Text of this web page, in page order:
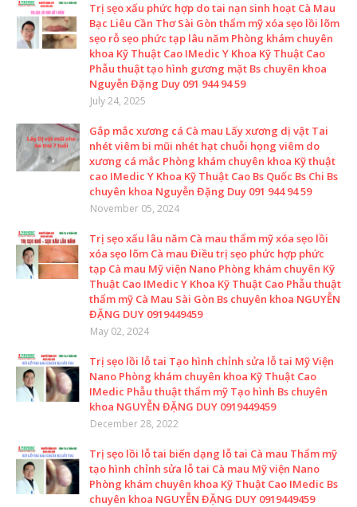
Trị sẹo xấu phức hợp do tai nạn sinh hoạt Cà Mau
Bạc Liêu Cần Thơ Sài Gòn thẩm mỹ xóa sẹo lồi lõm
sẹo rỗ sẹo phức tạp lâu năm Phòng khám chuyên
khoa Kỹ Thuật Cao IMedic Y Khoa Kỹ Thuật Cao
Phẫu thuật tạo hình gương mặt Bs chuyên khoa
Nguyễn Đặng Duy 091 944 94 59
July 24, 2025
Gắp mắc xương cá Cà mau Lấy xương dị vật Tai
nhét viêm bi mũi nhét hạt chuỗi họng viêm do
xương cá mắc Phòng khám chuyên khoa Kỹ thuật
cao IMedic Y Khoa Kỹ Thuật Cao Bs Quốc Bs Chi Bs
chuyên khoa Nguyễn Đặng Duy 091 944 94 59
November 05, 2024
Trị sẹo xấu lâu năm Cà mau thẩm mỹ xóa sẹo lồi
xóa sẹo lõm Cà mau Điều trị sẹo phức hợp phức
tạp Cà mau Mỹ viện Nano Phòng khám chuyên Kỹ
Thuật Cao IMedic Y Khoa Kỹ Thuật Cao Phẫu thuật
thẩm mỹ Cà Mau Sài Gòn Bs chuyên khoa NGUYỄN
ĐẶNG DUY 0919449459
May 02, 2024
Trị sẹo lồi lỗ tai Tạo hình chỉnh sửa lỗ tai Mỹ Viện
Nano Phòng khám chuyên khoa Kỹ Thuật Cao
IMedic Phẫu thuật thẩm mỹ Tạo hình Bs chuyên
khoa NGUYỄN ĐẶNG DUY 0919449459
December 28, 2022
Trị sẹo lồi lỗ tai biến dạng lỗ tai Cà mau Thẩm mỹ
tạo hình chỉnh sửa lỗ tai Cà mau Mỹ viện Nano
Phòng khám chuyên khoa Kỹ Thuật Cao IMedic Bs
chuyên khoa NGUYỄN ĐẶNG DUY 0919449459